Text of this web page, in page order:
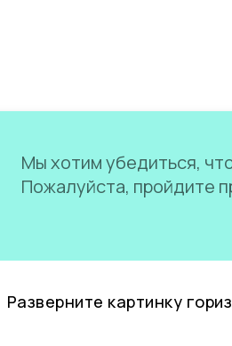
Мы хотим убедиться,
Пожалуйста, пройдите
Разверните картинку